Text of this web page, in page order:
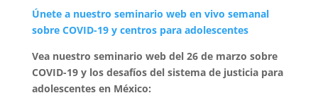
Únete a nuestro seminario web en vivo semanal
sobre COVID-19 y centros para adolescentes
Vea nuestro seminario web del 26 de marzo sobre
COVID-19 y los desafíos del sistema de justicia para
adolescentes en México: